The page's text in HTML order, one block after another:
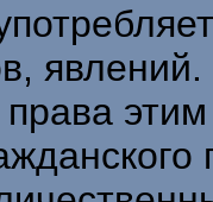
явлений.
права